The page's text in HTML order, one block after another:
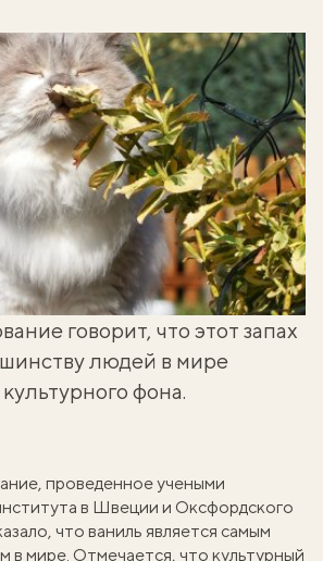
говорит, что этот запах
людей в мире
фона.
проведенное учеными
в Швеции и Оксфордского
что ваниль является самым
мире. Отмечается, что культурный